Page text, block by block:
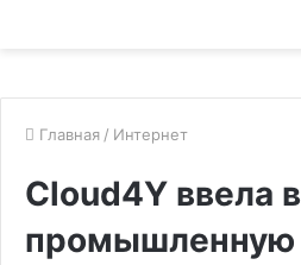
Главная / Интернет
Cloud4Y ввела в
промышленную